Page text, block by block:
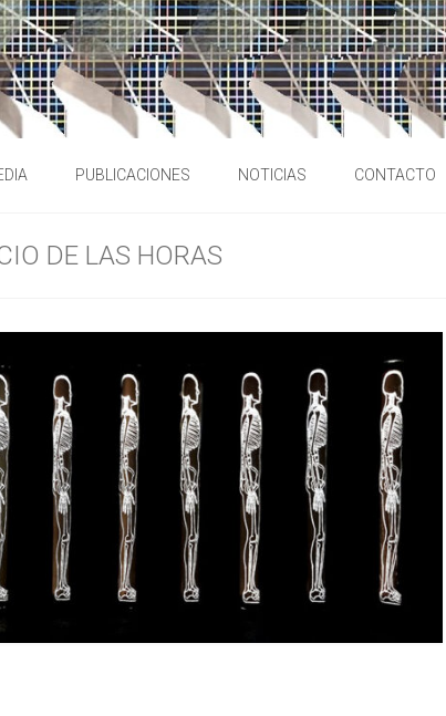
PUBLICACIONES NOTICIAS CONTACTO
DE LAS HORAS